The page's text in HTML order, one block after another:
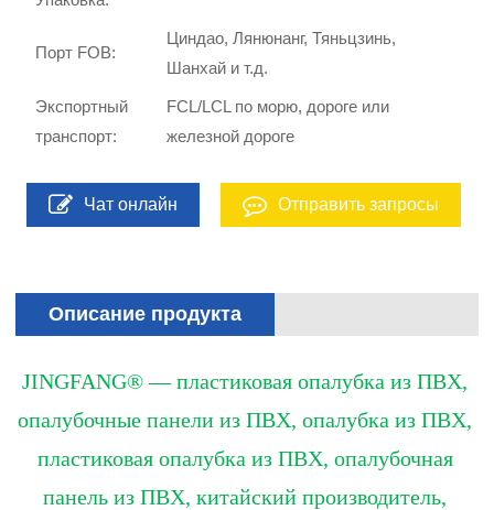
Порт FOB:
Циндао, Лянюнанг, Тяньцзинь,
Шанхай и т.д.
Экспортный
транспорт:
FCL/LCL по морю, дороге или
железной дороге
Чат онлайн Отправить запросы
Описание продукта
JINGFANG® — пластиковая опалубка из ПВХ,
опалубочные панели из ПВХ, опалубка из ПВХ,
пластиковая опалубка из ПВХ, опалубочная
панель из ПВХ, китайский производитель,